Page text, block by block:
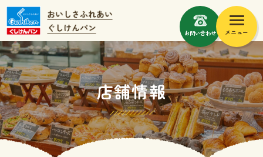
お問い合わせ メニュー
店舗情報